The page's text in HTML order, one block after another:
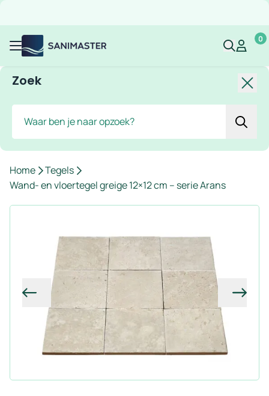
MenuSanimaster MijnMijn
0
Zoek
Home
Tegels
Wand- en vloertegel greige 12×12 cm – serie Arans
Vorige